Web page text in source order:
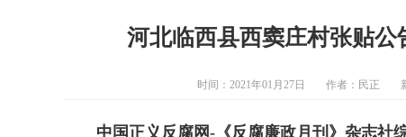
河北临西县西窦庄村张贴
时间：2021年01月27日 作者： 民正
中国正义反腐网-《反腐廉政月刊》杂志社